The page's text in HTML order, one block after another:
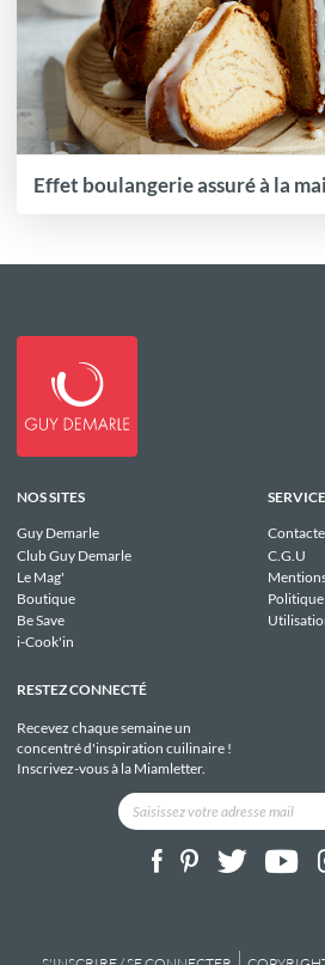
Effet boulangerie assuré à la
NOS SITES
Guy Demarle
Club Guy Demarle
Le Mag'
Boutique
Be Save
i-Cook'in
C.G.U
RESTEZ CONNECTÉ
Recevez chaque semaine un
concentré d'inspiration cuilinaire !
Inscrivez-vous à la Miamletter.